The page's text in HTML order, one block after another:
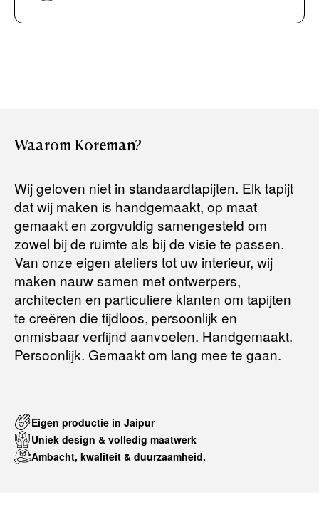
aankoopbedrag zo snel mogelijk terug, maar uiterlijkbinnen 14
dagen na herroeping .
Voor meer informatie kunt u terecht op:
Terugbetalingsbeleid
Waarom Koreman?
Wij geloven niet in standaardtapijten. Elk tapijt
dat wij maken is handgemaakt, op maat
gemaakt en zorgvuldig samengesteld om
zowel bij de ruimte als bij de visie te passen.
Van onze eigen ateliers tot uw interieur, wij
maken nauw samen met ontwerpers,
architecten en particuliere klanten om tapijten
te creëren die tijdloos, persoonlijk en
onmisbaar verfijnd aanvoelen. Handgemaakt.
Persoonlijk. Gemaakt om lang mee te gaan.
Eigen productie in Jaipur
Uniek design & volledig maatwerk
Ambacht, kwaliteit & duurzaamheid.